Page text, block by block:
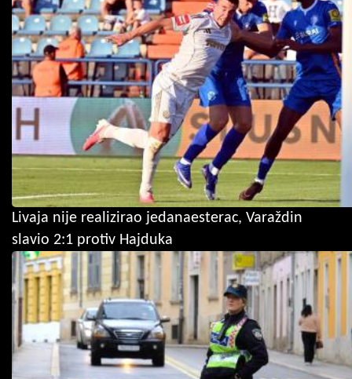
Livaja nije realizirao jedanaesterac, Varaždin
slavio 2:1 protiv Hajduka